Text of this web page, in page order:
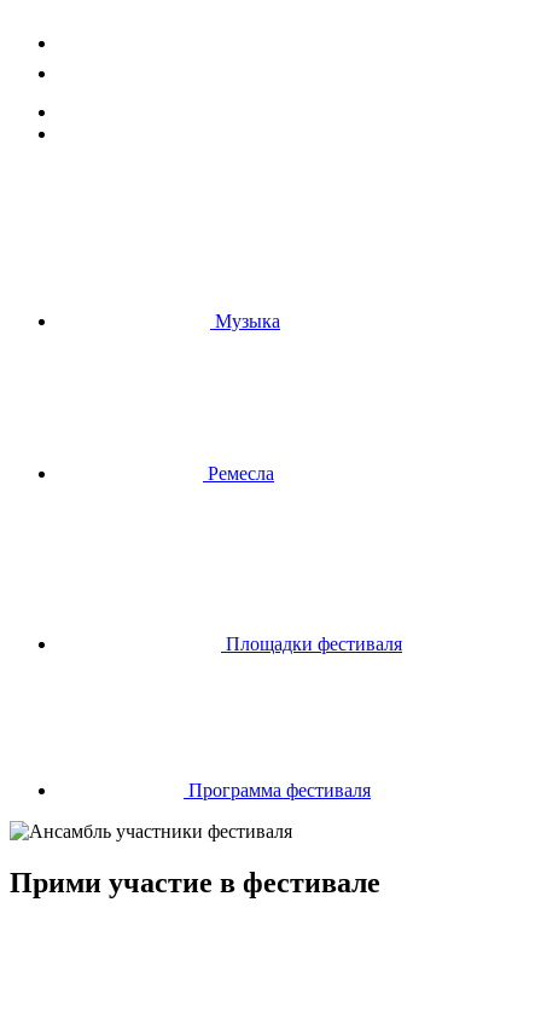
Музыка
Ремесла
Площадки фестиваля
Программа фестиваля
Прими участие в фестивале